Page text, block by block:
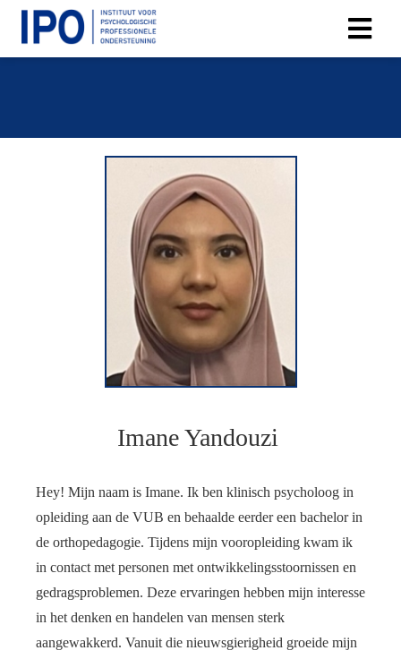
Imane Yandouzi
Hey! Mijn naam is Imane. Ik ben klinisch psycholoog in
opleiding aan de VUB en behaalde eerder een bachelor in
de orthopedagogie. Tijdens mijn vooropleiding kwam ik
in contact met personen met ontwikkelingsstoornissen en
gedragsproblemen. Deze ervaringen hebben mijn interesse
in het denken en handelen van mensen sterk
aangewakkerd. Vanuit die nieuwsgierigheid groeide mijn